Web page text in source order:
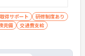
得サポート
研修制度あり
完備
交通費支給